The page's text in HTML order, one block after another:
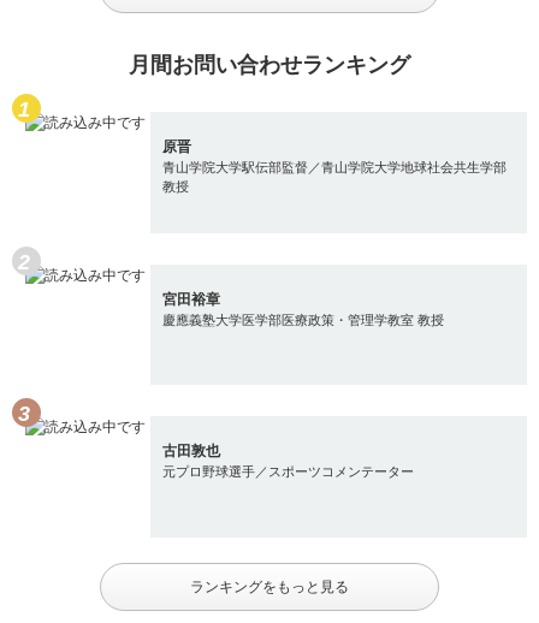
月間お問い合わせランキング
原晋
青山学院大学駅伝部監督／青山学院大学地球社会共生学部
教授
宮田裕章
慶應義塾大学医学部医療政策・管理学教室 教授
古田敦也
元プロ野球選手／スポーツコメンテーター
ランキングをもっと見る